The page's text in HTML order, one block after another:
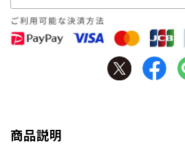
商品説明